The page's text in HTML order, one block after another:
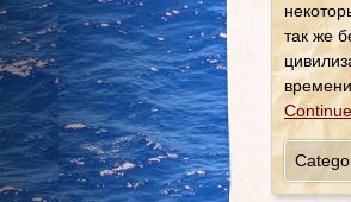
так же